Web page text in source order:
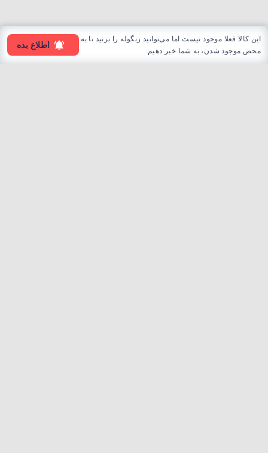
این کالا فعلا موجود نیست اما می‌توانید زنگوله را بزنید تا به
محض موجود شدن، به شما خبر دهیم.
اطلاع بده